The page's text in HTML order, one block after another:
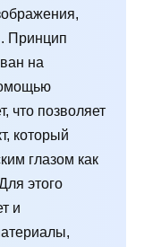
Принцип
на
что позволяет
который
глазом как
этого
и